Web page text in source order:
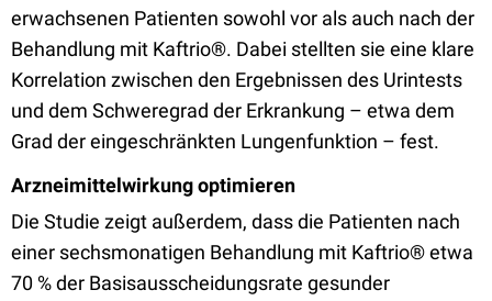
erwachsenen Patienten sowohl vor als auch nach der
Behandlung mit Kaftrio®. Dabei stellten sie eine klare
Korrelation zwischen den Ergebnissen des Urintests
und dem Schweregrad der Erkrankung – etwa dem
Grad der eingeschränkten Lungenfunktion – fest.
Arzneimittelwirkung optimieren
Die Studie zeigt außerdem, dass die Patienten nach
einer sechsmonatigen Behandlung mit Kaftrio® etwa
70 % der Basisausscheidungsrate gesunder